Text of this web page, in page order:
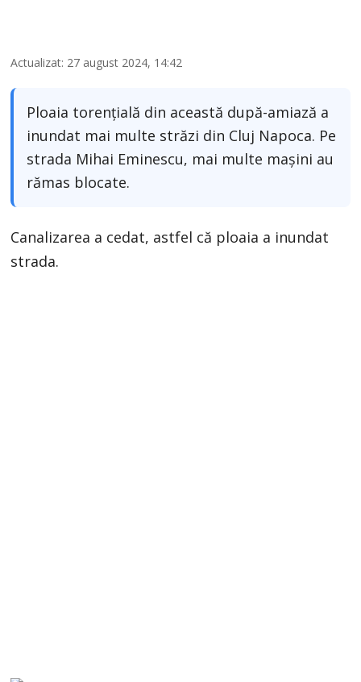
Actualizat: 27 august 2024, 14:42
Ploaia torențială din această după-amiază a
inundat mai multe străzi din Cluj Napoca. Pe
strada Mihai Eminescu, mai multe mașini au
rămas blocate.
Canalizarea a cedat, astfel că ploaia a inundat
strada.